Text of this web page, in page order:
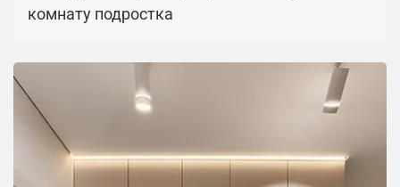
комнату подростка